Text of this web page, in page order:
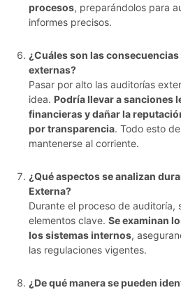
procesos, preparándolos para
informes precisos.
¿Cuáles son las
externas?
Pasar por alto las auditorías
idea. Podría llevar a sanciones
financieras y dañar la
por transparencia. Todo esto
mantenerse al corriente.
¿Qué aspectos se analizan
Externa?
Durante el proceso de auditoría,
elementos clave. Se examinan
los sistemas internos,
las regulaciones vigentes.
¿De qué manera se pueden